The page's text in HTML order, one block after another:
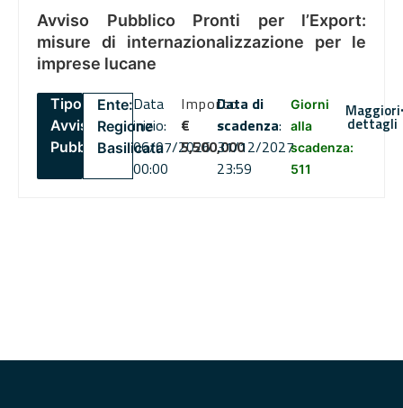
Avviso Pubblico Pronti per l’Export:
misure di internazionalizzazione per le
imprese lucane
Tipo:
Avviso
Pubblico
Ente:
Regione
Basilicata
Data
inizio:
06/07/2026
00:00
Importo
€
5,500,000
Data di
scadenza:
31/12/2027
23:59
Giorni
alla
scadenza:
511
Maggiori
dettagli